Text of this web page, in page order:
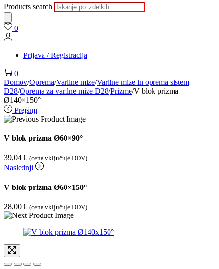
Products search
0
Prijava / Registracija
0
Domov/Oprema/Varilne mize/Varilne mize in oprema sistem
D28/Oprema za varilne mize D28/Prizme/V blok prizma
Ø140×150°
Prejšnji
V blok prizma Ø60×90°
39,04 € (cena vključuje DDV)
Naslednji
V blok prizma Ø60×150°
28,00 € (cena vključuje DDV)